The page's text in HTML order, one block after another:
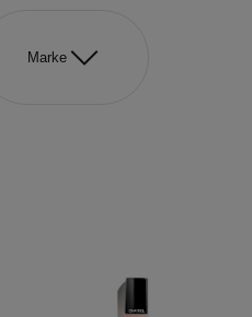
Marke